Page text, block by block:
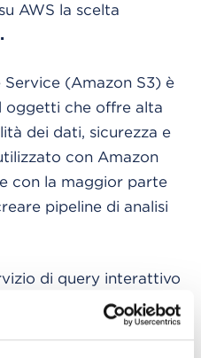
AWS la scelta
(Amazon S3) è
oggetti che offre alta
dei dati, sicurezza e
con Amazon
con la maggior parte
pipeline di analisi
di query interattivo
dati in Amazon S3
Athena è serverless,